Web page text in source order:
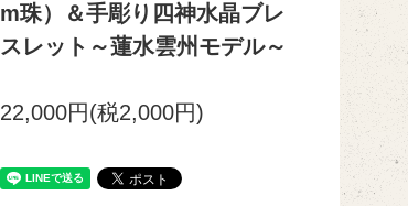
m珠）＆手彫り四神水晶ブレ
スレット～蓮水雲州モデル～
22,000円(税2,000円)